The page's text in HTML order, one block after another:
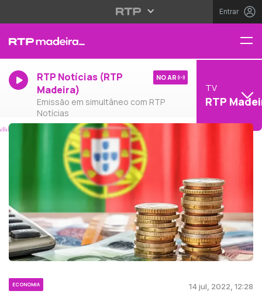
Entrar
RTP Notícias (RTP
Madeira)
Emissão em simultâneo com RTP
Notícias
NO AR
TV
RTP
ECONOMIA 14 jul, 2022, 12:28